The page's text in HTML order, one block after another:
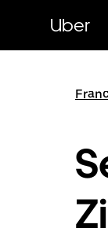
principal
Uber